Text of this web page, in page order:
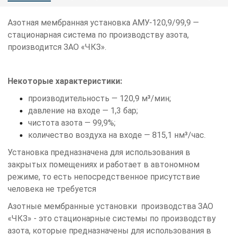
Азотная мембранная установка АМУ-120,9/99,9 —
стационарная система по производству азота,
производится ЗАО «ЧКЗ».
Некоторые характеристики:
производительность — 120,9 м³/мин;
давление на входе — 1,3 бар;
чистота азота — 99,9%;
количество воздуха на входе — 815,1 нм³/час.
Установка предназначена для использования в
закрытых помещениях и работает в автономном
режиме, то есть непосредственное присутствие
человека не требуется
Азотные мембранные установки производства ЗАО
«ЧКЗ» - это стационарные системы по производству
азота, которые предназначены для использования в